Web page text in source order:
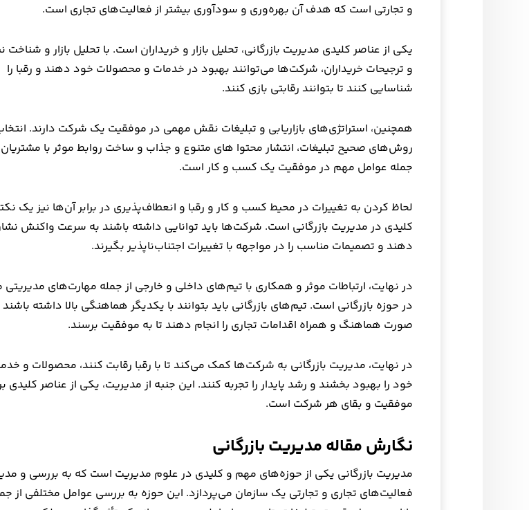
و تجارتی است که هدف آن بهره‌وری و سودآوری بیشتر از فعالیت‌های تجاری است.
یکی از عناصر کلیدی مدیریت بازرگانی، تحلیل بازار و خریداران است. با تحلیل بازار و شناخت
و ترجیحات خریداران، شرکت‌ها می‌توانند بهبود در خدمات و محصولات خود دهند و رقبا را
شناسایی کنند تا بتوانند رقابتی بازی کنند.
همچنین، استراتژی‌های بازاریابی و تبلیغات نقش مهمی در موفقیت یک شرکت دارند.
روش‌های صحیح تبلیغات، انتشار محتوا های متنوع و جذاب و ساخت روابط موثر با مشتریان
جمله عوامل مهم در موفقیت یک کسب و کار است.
لحاظ کردن به تغییرات در محیط کسب و کار و رقبا و انعطاف‌پذیری در برابر آن‌ها نیز یک
کلیدی در مدیریت بازرگانی است. شرکت‌ها باید توانایی داشته باشند به سرعت واکنش
دهند و تصمیمات مناسب را در مواجهه با تغییرات اجتناب‌ناپذیر بگیرند.
در نهایت، ارتباطات موثر و همکاری با تیم‌های داخلی و خارجی از جمله مهارت‌های
در حوزه بازرگانی است. تیم‌های بازرگانی باید بتوانند با یکدیگر هماهنگی بالا داشته
صورت هماهنگ و همراه اقدامات تجاری را انجام دهند تا به موفقیت برسند.
در نهایت، مدیریت بازرگانی به شرکت‌ها کمک می‌کند تا با رقبا رقابت کنند، محصولات و
خود را بهبود بخشند و رشد پایدار را تجربه کنند. این جنبه از مدیریت، یکی از عناصر کلیدی
موفقیت و بقای هر شرکت است.
نگارش مقاله مدیریت بازرگانی
مدیریت بازرگانی یکی از حوزه‌های مهم و کلیدی در علوم مدیریت است که به بررسی و
فعالیت‌های تجاری و تجارتی یک سازمان می‌پردازد. این حوزه به بررسی عوامل مختلفی از